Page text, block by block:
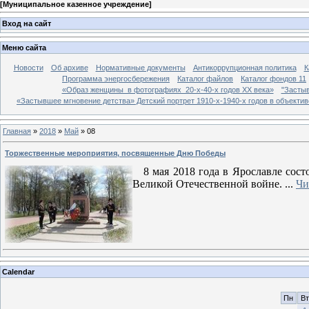
[Муниципальное казенное учреждение]
Вход на сайт
Меню сайта
Новости Об архиве Нормативные документы Антикоррупционная политика
Программа энергосбережения
Каталог файлов
Каталог фондов 11
«Образ женщины в фотографиях 20-х-40-х годов ХХ века»
«Застывшее мгновение детства» Детский портрет 1910-х-1940-х годов в
Главная » 2018 » Май » 08
Торжественные мероприятия, посвященные Дню Победы
8 мая 2018 года в Ярославле
Великой Отечественной войне. ...
Calendar
Пн
Вт